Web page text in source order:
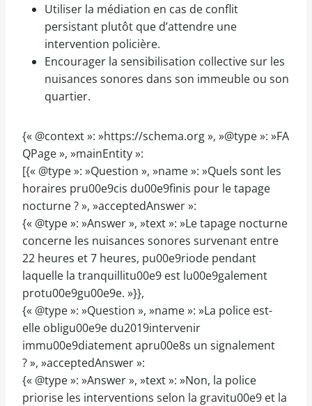
Utiliser la médiation en cas de conflit
persistant plutôt que d’attendre une
intervention policière.
Encourager la sensibilisation collective sur les
nuisances sonores dans son immeuble ou son
quartier.
{« @context »: »https://schema.org », »@type »: »FA
QPage », »mainEntity »:
[{« @type »: »Question », »name »: »Quels sont les
horaires pru00e9cis du00e9finis pour le tapage
nocturne ? », »acceptedAnswer »:
{« @type »: »Answer », »text »: »Le tapage nocturne
concerne les nuisances sonores survenant entre
22 heures et 7 heures, pu00e9riode pendant
laquelle la tranquillitu00e9 est lu00e9galement
protu00e9gu00e9e. »}},
{« @type »: »Question », »name »: »La police est-
elle obligu00e9e du2019intervenir
immu00e9diatement apru00e8s un signalement
? », »acceptedAnswer »:
{« @type »: »Answer », »text »: »Non, la police
priorise les interventions selon la gravitu00e9 et la